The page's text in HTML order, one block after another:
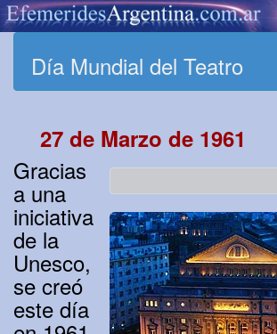
Día Mundial del Teatro
27 de Marzo de 1961
Gracias
a una
iniciativa
de la
Unesco,
se creó
este día